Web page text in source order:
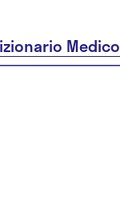
Medico